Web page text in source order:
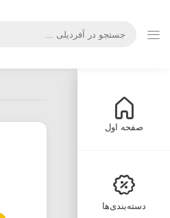
صفحه اول
دسته‌بندی‌ها